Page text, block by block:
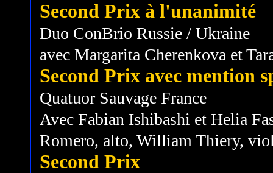
Second Prix à l'unanimité
Duo ConBrio Russie / Ukraine
avec Margarita Cherenkova et
Second Prix avec mention
Quatuor Sauvage France
Avec Fabian Ishibashi et Helia
Romero, alto, William Thiery,
Second Prix